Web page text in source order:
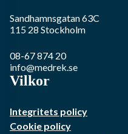
Sandhamnsgatan 63C
115 28 Stockholm
08-67 874 20
info@medrek.se
Vilkor
Integritets policy
Cookie policy